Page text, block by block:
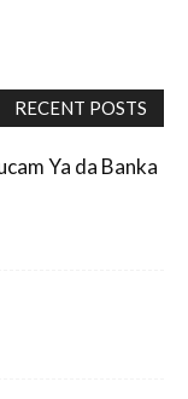
RECENT POSTS
Ya da Banka